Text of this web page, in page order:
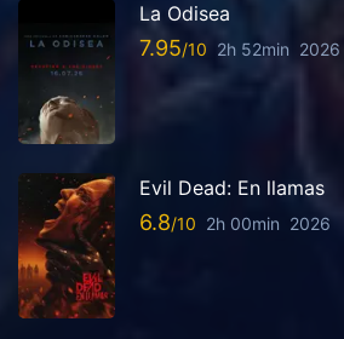
La Odisea
7.95 2h 52min 2026
Evil Dead: En llamas
6.8 2h 00min 2026